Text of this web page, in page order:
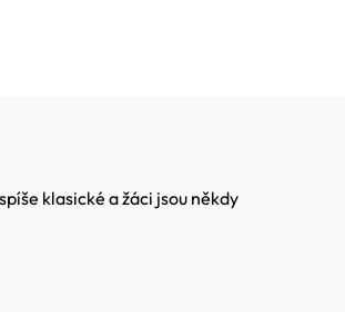
klasické a žáci jsou někdy